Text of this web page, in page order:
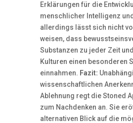
Erklärungen für die
menschlicher Intelligenz
allerdings lässt sich nicht
weisen, dass
Substanzen zu jeder Zeit
Kulturen einen besonderen
einnahmen. Fazit:
wissenschaftlichen
Ablehnung regt die Stoned
zum Nachdenken an. Sie
alternativen Blick auf die